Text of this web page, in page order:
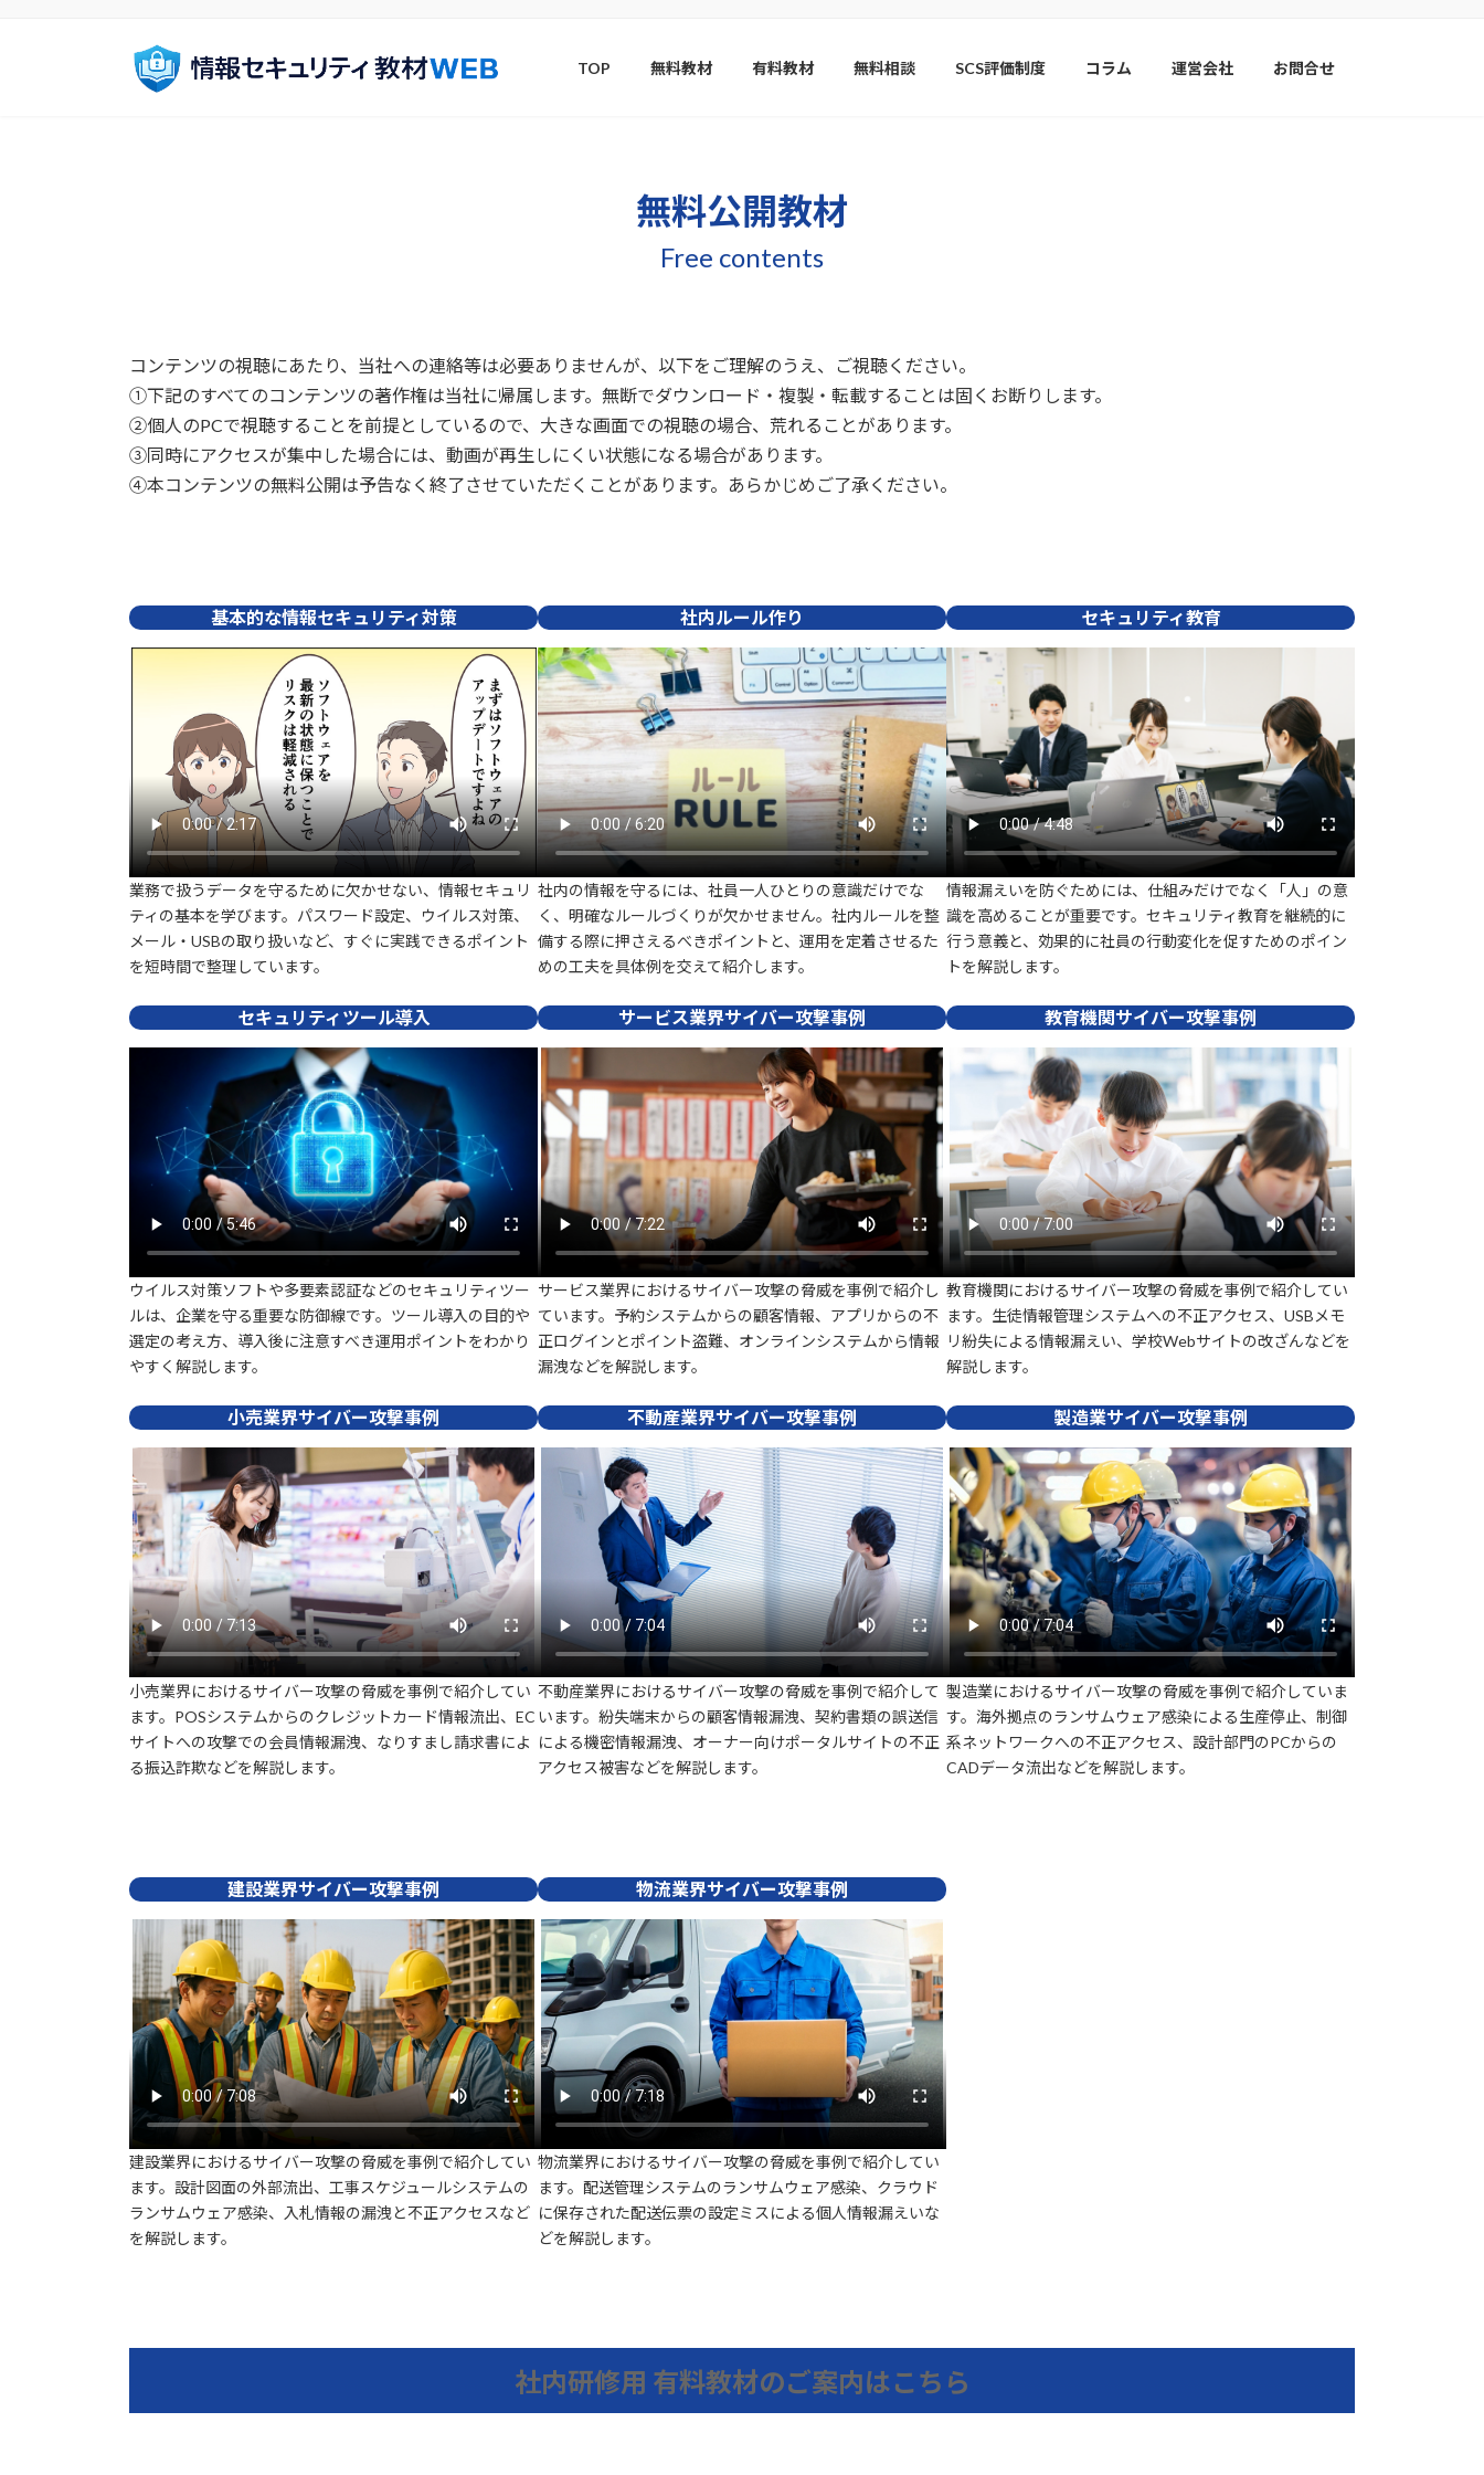
TOP 無料教材 有料教材 無料相談 SCS評価制度 コラム 運営会社 お問合せ
無料公開教材
Free contents
コンテンツの視聴にあたり、当社への連絡等は必要ありませんが、以下をご理解のうえ、ご視聴ください。
①下記のすべてのコンテンツの著作権は当社に帰属します。無断でダウンロード・複製・転載することは固くお断りします。
②個人のPCで視聴することを前提としているので、大きな画面での視聴の場合、荒れることがあります。
③同時にアクセスが集中した場合には、動画が再生しにくい状態になる場合があります。
④本コンテンツの無料公開は予告なく終了させていただくことがあります。あらかじめご了承ください。
基本的な情報セキュリティ対策
業務で扱うデータを守るために欠かせない、情報セキュリ
ティの基本を学びます。パスワード設定、ウイルス対策、
メール・USBの取り扱いなど、すぐに実践できるポイント
を短時間で整理しています。
社内ルール作り
社内の情報を守るには、社員一人ひとりの意識だけでな
く、明確なルールづくりが欠かせません。社内ルールを整
備する際に押さえるべきポイントと、運用を定着させるた
めの工夫を具体例を交えて紹介します。
セキュリティ教育
情報漏えいを防ぐためには、仕組みだけでなく「人」の意
識を高めることが重要です。セキュリティ教育を継続的に
行う意義と、効果的に社員の行動変化を促すためのポイン
トを解説します。
セキュリティツール導入
ウイルス対策ソフトや多要素認証などのセキュリティツー
ルは、企業を守る重要な防御線です。ツール導入の目的や
選定の考え方、導入後に注意すべき運用ポイントをわかり
やすく解説します。
サービス業界サイバー攻撃事例
サービス業界におけるサイバー攻撃の脅威を事例で紹介し
ています。予約システムからの顧客情報、アプリからの不
正ログインとポイント盗難、オンラインシステムから情報
漏洩などを解説します。
教育機関サイバー攻撃事例
教育機関におけるサイバー攻撃の脅威を事例で紹介してい
ます。生徒情報管理システムへの不正アクセス、USBメモ
リ紛失による情報漏えい、学校Webサイトの改ざんなどを
解説します。
小売業界サイバー攻撃事例
小売業界におけるサイバー攻撃の脅威を事例で紹介してい
ます。POSシステムからのクレジットカード情報流出、EC
サイトへの攻撃での会員情報漏洩、なりすまし請求書によ
る振込詐欺などを解説します。
不動産業界サイバー攻撃事例
不動産業界におけるサイバー攻撃の脅威を事例で紹介して
います。紛失端末からの顧客情報漏洩、契約書類の誤送信
による機密情報漏洩、オーナー向けポータルサイトの不正
アクセス被害などを解説します。
製造業サイバー攻撃事例
製造業におけるサイバー攻撃の脅威を事例で紹介していま
す。海外拠点のランサムウェア感染による生産停止、制御
系ネットワークへの不正アクセス、設計部門のPCからの
CADデータ流出などを解説します。
建設業界サイバー攻撃事例
建設業界におけるサイバー攻撃の脅威を事例で紹介してい
ます。設計図面の外部流出、工事スケジュールシステムの
ランサムウェア感染、入札情報の漏洩と不正アクセスなど
を解説します。
物流業界サイバー攻撃事例
物流業界におけるサイバー攻撃の脅威を事例で紹介してい
ます。配送管理システムのランサムウェア感染、クラウド
に保存された配送伝票の設定ミスによる個人情報漏えいな
どを解説します。
社内研修用 有料教材のご案内はこちら